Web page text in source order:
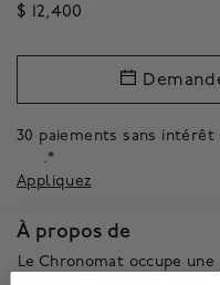
$ 12,400
30 paiements sans intérêt
.*
Appliquez
À propos de
Le Chronomat occupe